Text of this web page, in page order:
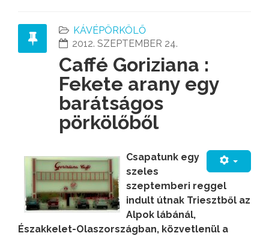
KÁVÉPÖRKÖLŐ
2012. SZEPTEMBER 24.
Caffé Goriziana :
Fekete arany egy
barátságos
pörkölőből
Csapatunk egy
szeles
szeptemberi reggel
indult útnak Triesztből az
Alpok lábánál,
Északkelet-Olaszországban, közvetlenül a